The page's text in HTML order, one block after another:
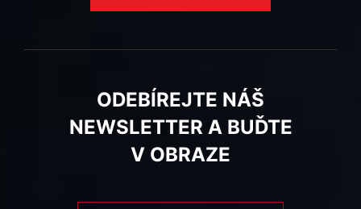
ODEBÍREJTE NÁŠ
NEWSLETTER A BUĎTE
V OBRAZE